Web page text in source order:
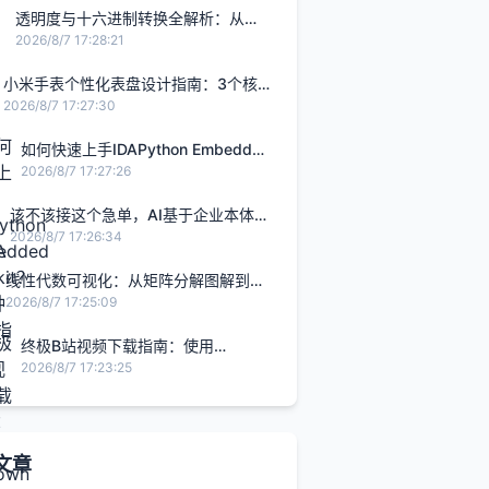
透明度与十六进制转换全解析：从
RGBA原理到跨平台应用实践
2026/8/7 17:28:21
小米手表个性化表盘设计指南：3个核
心技巧让你告别单调界面
2026/8/7 17:27:30
如何快速上手IDAPython Embedded
Toolkit？5分钟入门指南
2026/8/7 17:27:26
该不该接这个急单，AI基于企业本体给
出决策建议
2026/8/7 17:26:34
线性代数可视化：从矩阵分解图解到自
动化数学文档构建
2026/8/7 17:25:09
终极B站视频下载指南：使用
bilidown轻松收藏哔哩哔哩内容
2026/8/7 17:23:25
章